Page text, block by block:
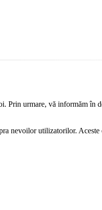
Prin urmare, vă informăm în
nevoilor utilizatorilor.